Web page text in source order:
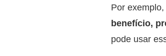
Por
benefício,
pode usar